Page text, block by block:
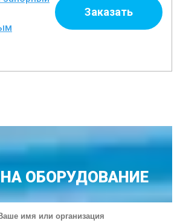
Заказать
ОБОРУДОВАНИЕ